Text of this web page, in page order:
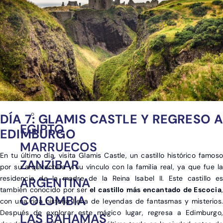
EGIPTO
MARRUECOS
ZANZÍBAR
ARGENTINA
COLOMBIA
LAS BAHAMAS
DÍA 7: GLAMIS CASTLE Y REGRESO A
EDIMBURGO
En tu último día, visita Glamis Castle, un castillo histórico famoso
por su arquitectura y su vínculo con la familia real, ya que fue la
residencia de la madre de la Reina Isabel II. Este castillo es
también conocido por serel castillo más encantado de Escocia,
con una rica historia llena de leyendas de fantasmas y misterios.
Después de explorar este mágico lugar, regresa a Edimburgo,